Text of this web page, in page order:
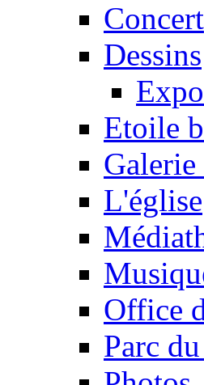
Concert
Dessins
Etoile
Galerie
L'église
Office
Parc